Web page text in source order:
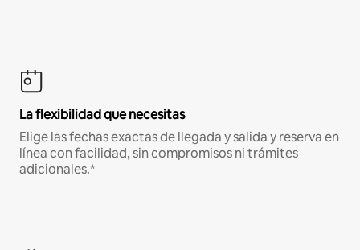
La flexibilidad que necesitas
Elige las fechas exactas de llegada y salida y reserva en
línea con facilidad, sin compromisos ni trámites
adicionales.*